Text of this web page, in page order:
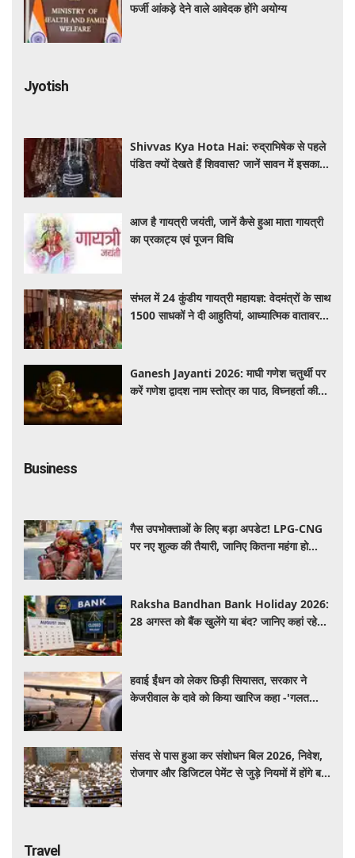
फर्जी आंकड़े देने वाले आवेदक होंगे अयोग्य
Jyotish
Shivvas Kya Hota Hai: रुद्राभिषेक से पहले
पंडित क्यों देखते हैं शिववास? जानें सावन में इसका
आज है गायत्री जयंती, जानें कैसे हुआ माता गायत्री
का प्रकाट्य एवं पूजन विधि
संभल में 24 कुंडीय गायत्री महायज्ञ: वेदमंत्रों के साथ
1500 साधकों ने दी आहुतियां, आध्यात्मिक वातावरण
Ganesh Jayanti 2026: माघी गणेश चतुर्थी पर
करें गणेश द्वादश नाम स्तोत्र का पाठ, विघ्नहर्ता की
Business
गैस उपभोक्ताओं के लिए बड़ा अपडेट! LPG-CNG
पर नए शुल्क की तैयारी, जानिए कितना महंगा हो
Raksha Bandhan Bank Holiday 2026:
28 अगस्त को बैंक खुलेंगे या बंद? जानिए कहां रहेगी
हवाई ईंधन को लेकर छिड़ी सियासत, सरकार ने
केजरीवाल के दावे को किया खारिज कहा -'गलत
संसद से पास हुआ कर संशोधन बिल 2026, निवेश,
रोजगार और डिजिटल पेमेंट से जुड़े नियमों में होंगे बड़े
Travel